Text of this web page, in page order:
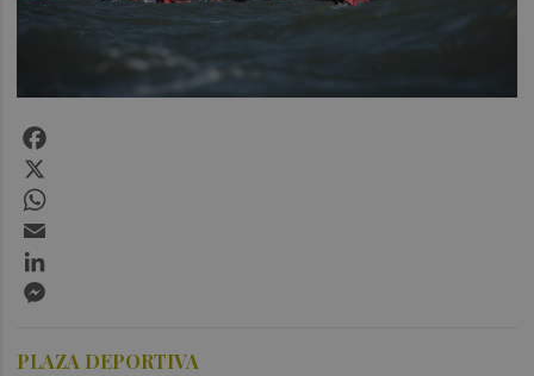
PLAZA DEPORTIVA